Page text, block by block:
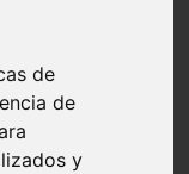
de
de
y
2024 》